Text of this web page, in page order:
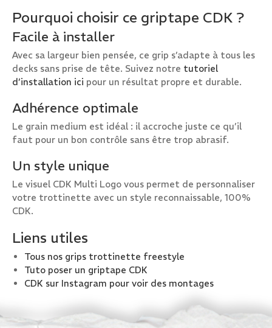
Pourquoi choisir ce griptape CDK ?
Facile à installer
Avec sa largeur bien pensée, ce grip s’adapte à tous les
decks sans prise de tête. Suivez notre tutoriel
d’installation ici pour un résultat propre et durable.
Adhérence optimale
Le grain medium est idéal : il accroche juste ce qu’il
faut pour un bon contrôle sans être trop abrasif.
Un style unique
Le visuel CDK Multi Logo vous permet de personnaliser
votre trottinette avec un style reconnaissable, 100%
CDK.
Liens utiles
Tous nos grips trottinette freestyle
Tuto poser un griptape CDK
CDK sur Instagram pour voir des montages